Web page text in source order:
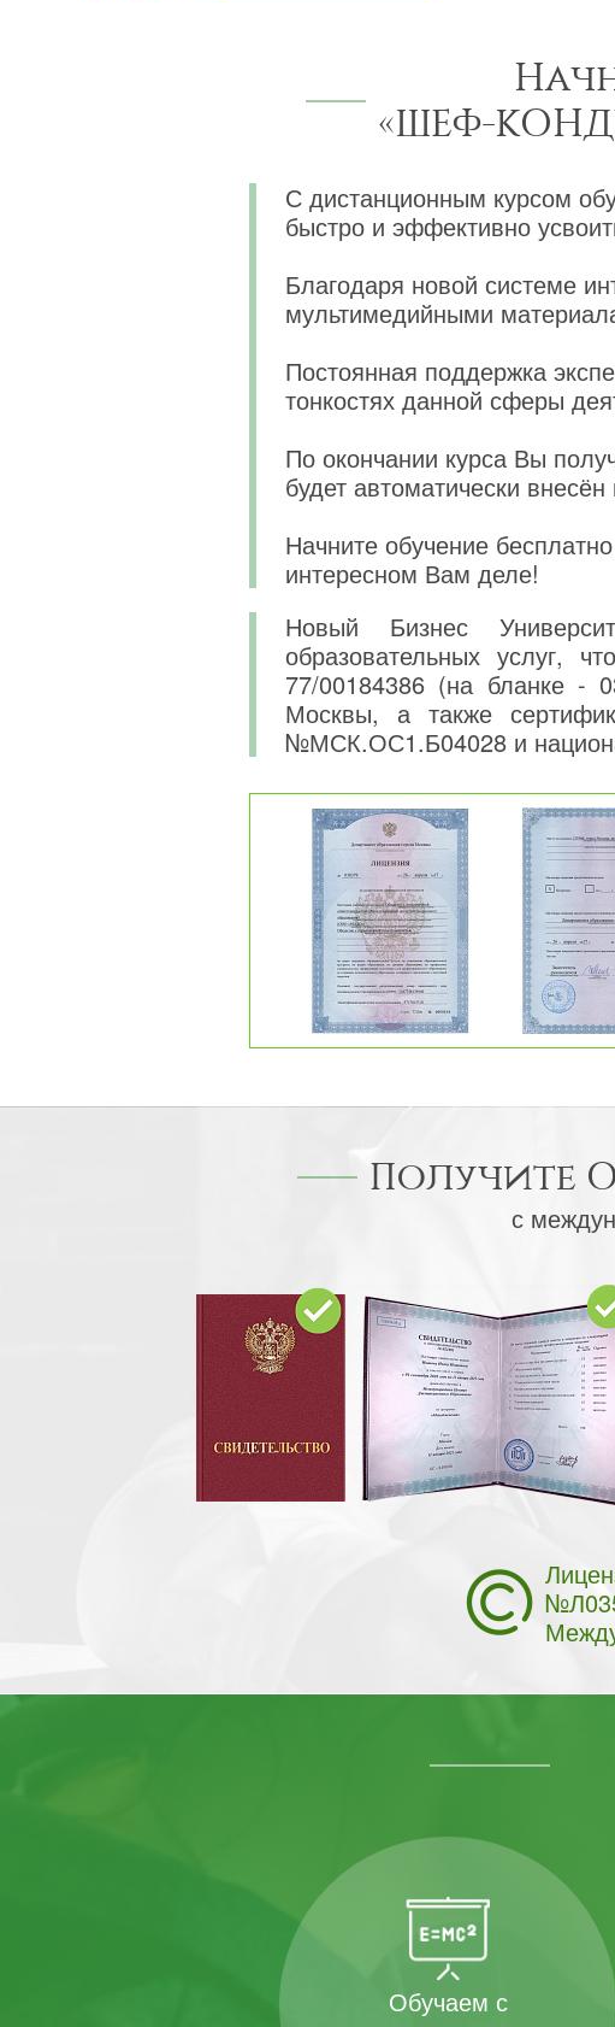
«ШЕФ-
С дистанционным курсом
быстро и эффективно
Благодаря новой системе
мультимедийными
Постоянная поддержка
тонкостях данной сферы
По окончании курса Вы
будет автоматически
Начните обучение
интересном Вам деле!
Новый Бизнес
образовательных услуг,
77/00184386 (на бланке -
Москвы, а также
№МСК.ОС1.Б04028 и
Получите
с
Обучаем с